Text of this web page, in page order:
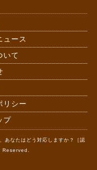
ュース
いて
リシー
プ
なたはどう対応しますか？［認
Reserved.